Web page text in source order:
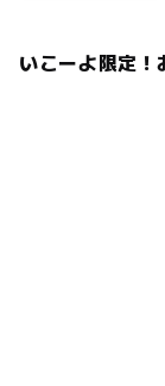
いこーよ限定！